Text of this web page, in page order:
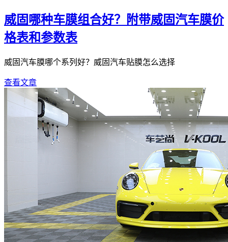
威固哪种车膜组合好？附带威固汽车膜价
格表和参数表
威固汽车膜哪个系列好？威固汽车贴膜怎么选择
查看文章